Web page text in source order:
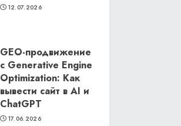
12.07.2026
GEO-продвижение
с Generative Engine
Optimization: Как
вывести сайт в AI и
ChatGPT
17.06.2026